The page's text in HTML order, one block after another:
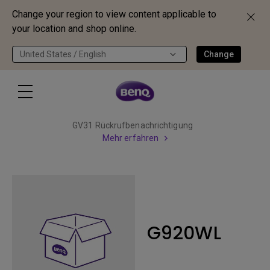
Change your region to view content applicable to
your location and shop online.
United States / English Change
GV31 Rückrufbenachrichtigung
Mehr erfahren
G920WL